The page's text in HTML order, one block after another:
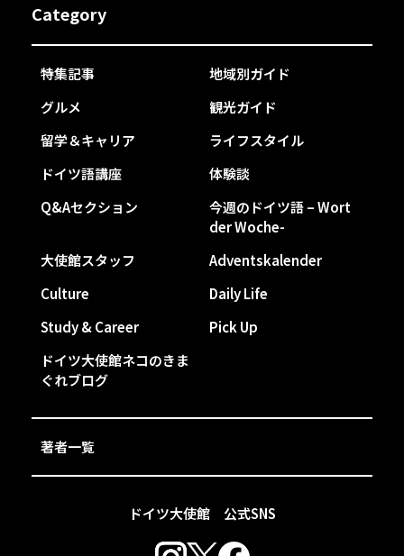
ドイツ大使館 公式SNS
Category
特集記事
地域別ガイド
グルメ
観光ガイド
留学＆キャリア
ライフスタイル
ドイツ語講座
体験談
Q&Aセクション
今週のドイツ語 – Wort
der Woche-
大使館スタッフ
Adventskalender
Culture
Daily Life
Study & Career
Pick Up
ドイツ大使館ネコのきま
ぐれブログ
著者一覧